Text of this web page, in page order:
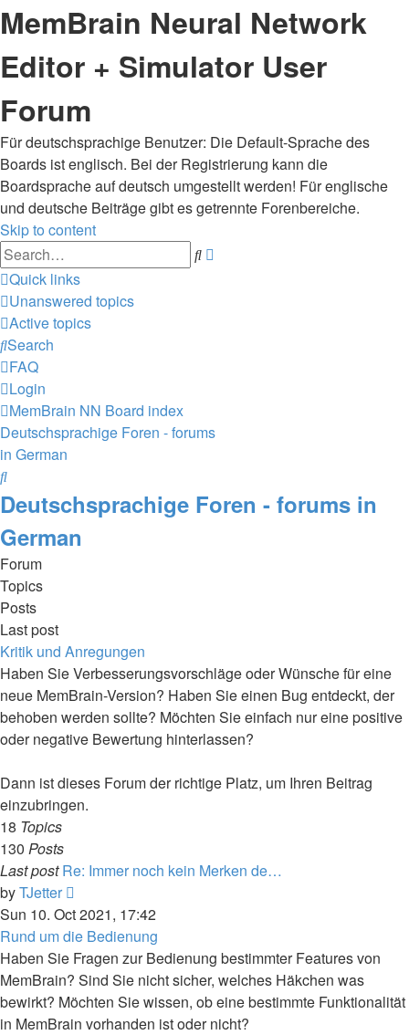
MemBrain Neural Network
Editor + Simulator User
Forum
Für deutschsprachige Benutzer: Die Default-Sprache des
Boards ist englisch. Bei der Registrierung kann die
Boardsprache auf deutsch umgestellt werden! Für englische
und deutsche Beiträge gibt es getrennte Forenbereiche.
Skip to content
Search
Quick links
Unanswered topics
Active topics
Search
FAQ
Login
MemBrain NN Board index
Deutschsprachige Foren - forums
in German
Search
Deutschsprachige Foren - forums in
German
Forum
Topics
Posts
Last post
Kritik und Anregungen
Haben Sie Verbesserungsvorschläge oder Wünsche für eine
neue MemBrain-Version? Haben Sie einen Bug entdeckt, der
behoben werden sollte? Möchten Sie einfach nur eine positive
oder negative Bewertung hinterlassen?
Dann ist dieses Forum der richtige Platz, um Ihren Beitrag
einzubringen.
18 Topics
130 Posts
Last post Re: Immer noch kein Merken de…
byTJetter
the
latest
post
Sun 10. Oct 2021, 17:42
Rund um die Bedienung
Haben Sie Fragen zur Bedienung bestimmter Features von
MemBrain? Sind Sie nicht sicher, welches Häkchen was
bewirkt? Möchten Sie wissen, ob eine bestimmte Funktionalität
in MemBrain vorhanden ist oder nicht?